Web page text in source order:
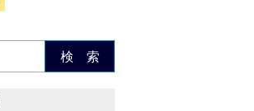
検 索